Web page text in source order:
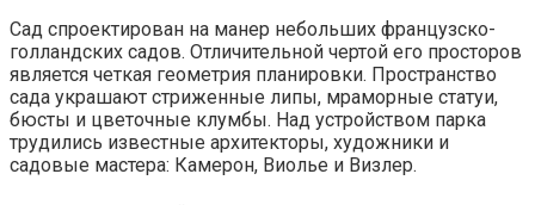
Сад спроектирован на манер небольших французско-
голландских садов. Отличительной чертой его просторов
является четкая геометрия планировки. Пространство
сада украшают стриженные липы, мраморные статуи,
бюсты и цветочные клумбы. Над устройством парка
трудились известные архитекторы, художники и
садовые мастера: Камерон, Виолье и Визлер.